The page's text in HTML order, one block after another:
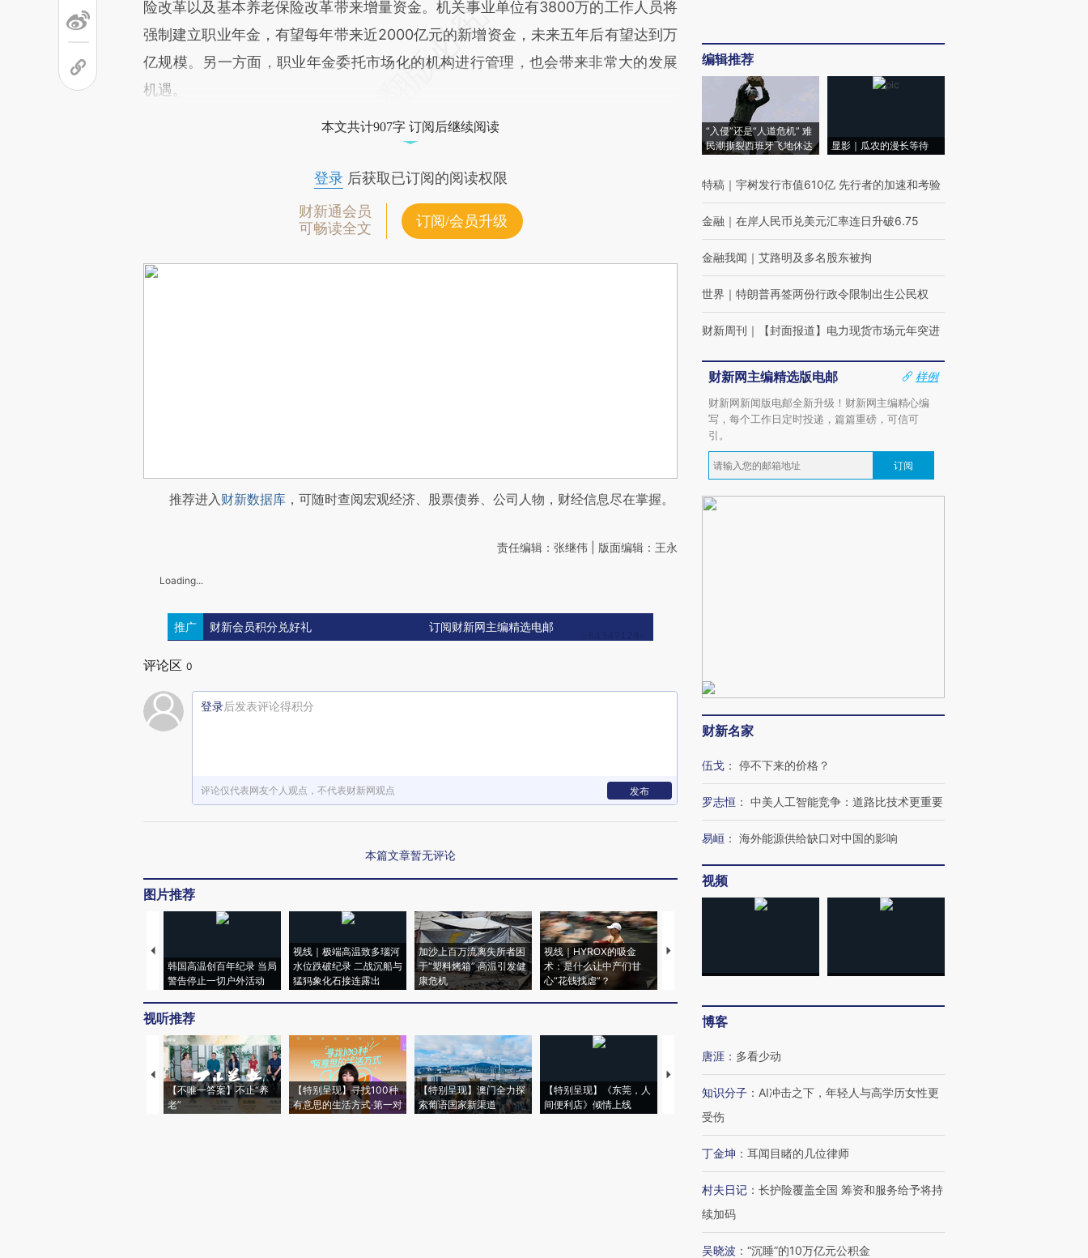
险改革以及基本养老保险改革带来增量资金。机关事业单位有3800万的工作人员将
强制建立职业年金，有望每年带来近2000亿元的新增资金，未来五年后有望达到万
亿规模。另一方面，职业年金委托市场化的机构进行管理，也会带来非常大的发展
机遇。
本文共计907字 订阅后继续阅读
登录后获取已订阅的阅读权限
财新通会员
可畅读全文
订阅/会员升级
推荐进入财新数据库 ，可随时查阅宏观经济、股票债券、公司人物，财经信息尽在掌握。
责任编辑：张继伟 | 版面编辑：王永
Loading...
推广 财新会员积分兑好礼 订阅财新网主编精选电邮
评论区 0
登录后发表评论得积分
评论仅代表网友个人观点，不代表财新网观点 发布
本篇文章暂无评论
图片推荐
韩国高温创百年纪录 当局
警告停止一切户外活动
视线｜极端高温致多瑙河
水位跌破纪录 二战沉船与
猛犸象化石接连露出
加沙上百万流离失所者困
于“塑料烤箱” 高温引发健
康危机
视线｜HYROX的吸金
术：是什么让中产们甘
心“花钱找虐”？
马航飞行员跨国走私7万
视听推荐
【不唯一答案】不止“养
老”
【特别呈现】寻找100种
有意思的生活方式·第一对
【特别呈现】澳门全力探
索葡语国家新渠道
【特别呈现】《东莞，人
间便利店》倾情上线
【推广】走进第四届链博
会，让数智科技“链”接产
【特别呈现】寻找100种
【商旅对话】华住集团
CFO：不靠规模取胜，华
编辑推荐
“入侵”还是“人道危机” 难
民潮撕裂西班牙飞地休达
显影｜瓜农的漫长等待
特稿 ｜ 宇树发行市值610亿 先行者的加速和考验
金融 ｜ 在岸人民币兑美元汇率连日升破6.75
金融我闻 ｜ 艾路明及多名股东被拘
世界 ｜ 特朗普再签两份行政令限制出生公民权
财新周刊 ｜ 【封面报道】电力现货市场元年突进
财新网主编精选版电邮
样例
财新网新闻版电邮全新升级！财新网主编精心编
写，每个工作日定时投递，篇篇重磅，可信可
引。
订阅
财新名家
伍戈 ： 停不下来的价格？
罗志恒 ： 中美人工智能竞争：道路比技术更重要
易峘 ： 海外能源供给缺口对中国的影响
视频
博客
唐涯 ： 多看少动
知识分子 ： AI冲击之下，年轻人与高学历女性更
受伤
丁金坤 ： 耳闻目睹的几位律师
村夫日记 ： 长护险覆盖全国 筹资和服务给予将持
续加码
吴晓波 ： “沉睡”的10万亿元公积金